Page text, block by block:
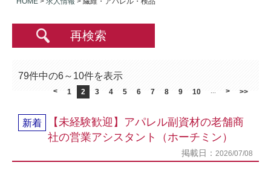
再検索
79件中の6～10件を表示
< 1 2 3 4 5 6 7 8 9 10 > >>
新着
【未経験歓迎】アパレル副資材の老舗商
社の営業アシスタント（ホーチミン）
掲載日： 2026/07/08